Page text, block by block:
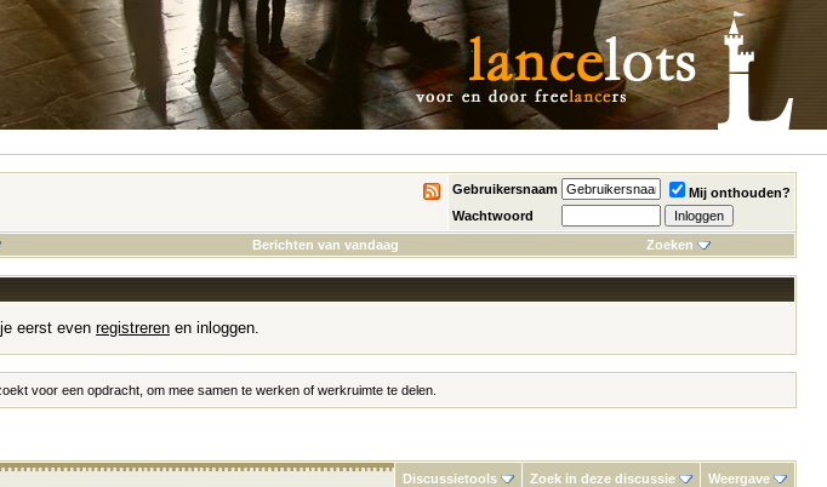
Gebruikersnaam
Mij onthouden?
Wachtwoord
Berichten van vandaag Zoeken
eerst even registreren en inloggen.
voor een opdracht, om mee samen te werken of werkruimte te delen.
Discussietools Zoek in deze discussie Weergave